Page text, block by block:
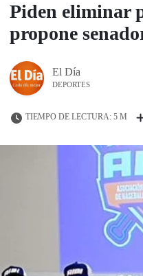
Piden eliminar
propone
El Día
DEPORTES
TIEMPO DE LECTURA: 5 M